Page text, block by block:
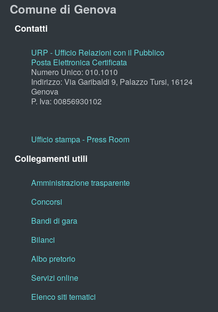
Comune di Genova
Contatti
URP - Ufficio Relazioni con il Pubblico
Posta Elettronica Certificata
Numero Unico: 010.1010
Indirizzo: Via Garibaldi 9, Palazzo Tursi, 16124
Genova
P. Iva: 00856930102
Ufficio stampa - Press Room
Collegamenti utili
Amministrazione trasparente
Concorsi
Bandi di gara
Bilanci
Albo pretorio
Servizi online
Elenco siti tematici